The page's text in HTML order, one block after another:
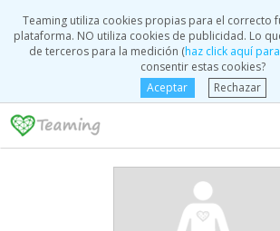
Teaming utiliza cookies propias para el correcto
plataforma. NO utiliza cookies de publicidad. Lo
de terceros para la medición (haz click aquí
consentir estas cookies?
Aceptar
Rechazar